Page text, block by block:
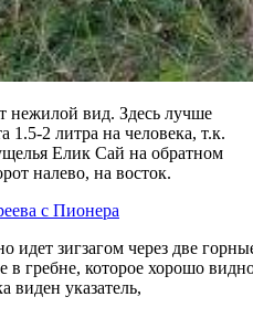
нежилой вид. Здесь лучше
1.5-2 литра на человека, т.к.
Елик Сай на обратном
налево, на восток.
идет зигзагом через две
гребне, которое хорошо
виден указатель,